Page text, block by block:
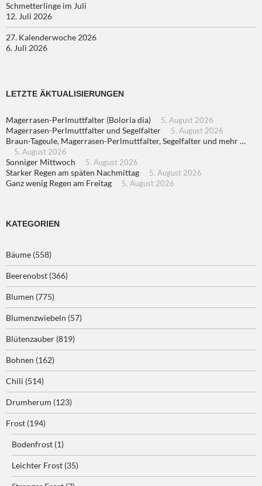
Schmetterlinge im Juli
12. Juli 2026
27. Kalenderwoche 2026
6. Juli 2026
LETZTE ÄKTUALISIERUNGEN
Magerrasen-Perlmuttfalter (Boloria dia) 5. August 2026
Magerrasen-Perlmuttfalter und Segelfalter 5. August 2026
Braun-Tageule, Magerrasen-Perlmuttfalter, Segelfalter und mehr …
5. August 2026
Sonniger Mittwoch 5. August 2026
Starker Regen am späten Nachmittag 5. August 2026
Ganz wenig Regen am Freitag 5. August 2026
KATEGORIEN
Bäume (558)
Beerenobst (366)
Blumen (775)
Blumenzwiebeln (57)
Blütenzauber (819)
Bohnen (162)
Chili (514)
Drumherum (123)
Frost (194)
Bodenfrost (1)
Leichter Frost (35)